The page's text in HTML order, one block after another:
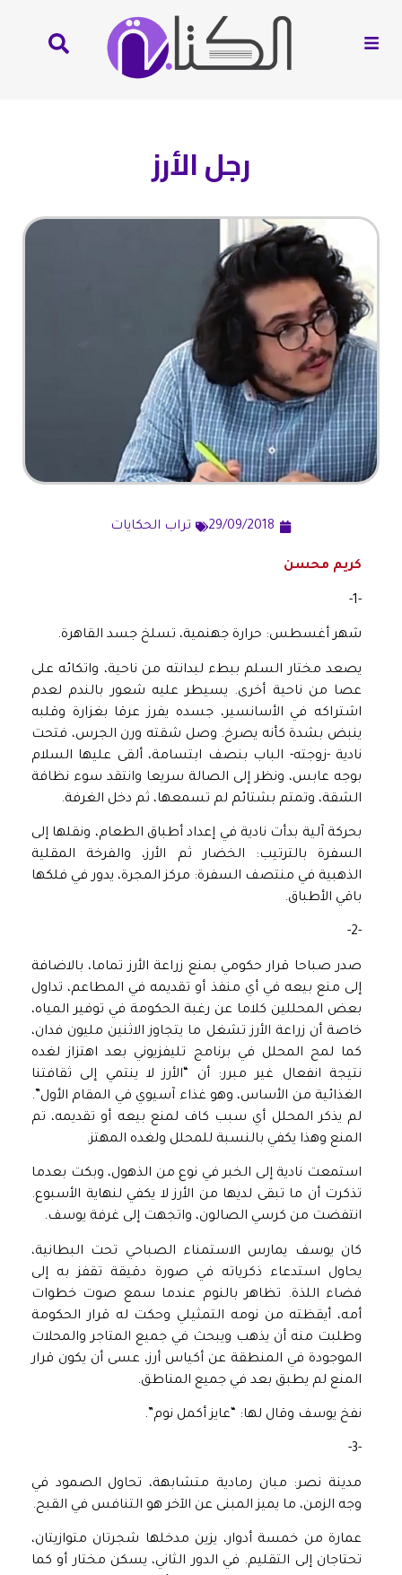
رجل الأرز
29/09/2018 تراب الحكايات
كريم محسن
-1-
شهر أغسطس: حرارة جهنمية، تسلخ جسد القاهرة.
يصعد مختار السلم ببطء لبدانته من ناحية، واتكائه على
عصا من ناحية أخرى. يسيطر عليه شعور بالندم لعدم
اشتراكه في الأسانسير، جسده يفرز عرقا بغزارة وقلبه
ينبض بشدة كأنه يصرخ. وصل شقته ورن الجرس، فتحت
نادية -زوجته- الباب بنصف ابتسامة، ألقى عليها السلام
بوجه عابس، ونظر إلى الصالة سريعا وانتقد سوء نظافة
الشقة، وتمتم بشتائم لم تسمعها، ثم دخل الغرفة.
بحركة آلية بدأت نادية في إعداد أطباق الطعام، ونقلها إلى
السفرة بالترتيب: الخضار ثم الأرز، والفرخة المقلية
الذهبية في منتصف السفرة: مركز المجرة، يدور في فلكها
باقي الأطباق.
-2-
صدر صباحا قرار حكومي بمنع زراعة الأرز تماما، بالاضافة
إلى منع بيعه في أي منفذ أو تقديمه في المطاعم، تداول
بعض المحللين كلاما عن رغبة الحكومة في توفير المياه،
خاصة أن زراعة الأرز تشغل ما يتجاوز الاثنين مليون فدان،
كما لمح المحلل في برنامج تليفزيوني بعد اهتزاز لغده
نتيجة انفعال غير مبرر: أن “الأرز لا ينتمي إلى ثقافتنا
الغذائية من الأساس، وهو غذاء آسيوي في المقام الأول”.
لم يذكر المحلل أي سبب كاف لمنع بيعه أو تقديمه، تم
المنع وهذا يكفي بالنسبة للمحلل ولغده المهتز.
استمعت نادية إلى الخبر في نوع من الذهول، وبكت بعدما
تذكرت أن ما تبقى لديها من الأرز لا يكفي لنهاية الأسبوع.
انتفضت من كرسي الصالون، واتجهت إلى غرفة يوسف.
كان يوسف يمارس الاستمناء الصباحي تحت البطانية،
يحاول استدعاء ذكرياته في صورة دقيقة تقفز به إلى
فضاء اللذة. تظاهر بالنوم عندما سمع صوت خطوات
أمه، أيقظته من نومه التمثيلي وحكت له قرار الحكومة
وطلبت منه أن يذهب ويبحث في جميع المتاجر والمحلات
الموجودة في المنطقة عن أكياس أرز، عسى أن يكون قرار
المنع لم يطبق بعد في جميع المناطق.
نفخ يوسف وقال لها: “عايز أكمل نوم”.
-3-
مدينة نصر: مبان رمادية متشابهة، تحاول الصمود في
وجه الزمن، ما يميز المبنى عن الآخر هو التنافس في القبح.
عمارة من خمسة أدوار، يزين مدخلها شجرتان متوازيتان،
تحتاجان إلى التقليم. في الدور الثاني، يسكن مختار أو كما